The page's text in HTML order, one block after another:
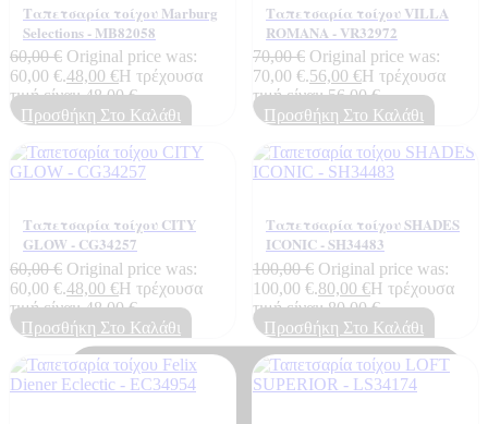
Home
Shop
Ποιοτητα Marburg
Ταπετσαρία τοίχου Marburg
Selections - MB82058
60,00€ Original price was:
60,00 €.48,00 €Η τρέχουσα
τιμή είναι: 48,00 €.
Προσθήκη Στο Καλάθι
Ταπετσαρία τοίχου VILLA
ROMANA - VR32972
70,00€ Original price was:
70,00 €.56,00 €Η τρέχουσα
τιμή είναι: 56,00 €.
Προσθήκη Στο Καλάθι
Ταπετσαρία τοίχου CITY
GLOW - CG34257
60,00€ Original price was:
60,00 €.48,00 €Η τρέχουσα
τιμή είναι: 48,00 €.
Προσθήκη Στο Καλάθι
Ταπετσαρία τοίχου SHADES
ICONIC - SH34483
100,00€ Original price was:
100,00 €.80,00 €Η τρέχουσα
τιμή είναι: 80,00 €.
Προσθήκη Στο Καλάθι